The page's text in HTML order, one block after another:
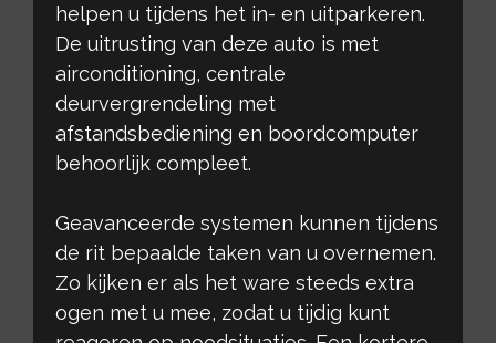
helpen u tijdens het in- en uitparkeren.
De uitrusting van deze auto is met
airconditioning, centrale
deurvergrendeling met
afstandsbediening en boordcomputer
behoorlijk compleet.
Geavanceerde systemen kunnen tijdens
de rit bepaalde taken van u overnemen.
Zo kijken er als het ware steeds extra
ogen met u mee, zodat u tijdig kunt